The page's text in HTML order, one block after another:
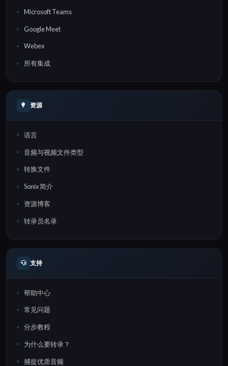
Microsoft Teams
Google Meet
Webex
所有集成
资源
语言
音频与视频文件类型
转换文件
Sonix 简介
资源博客
转录员名录
支持
帮助中心
常见问题
分步教程
为什么要转录？
捕捉优质音频